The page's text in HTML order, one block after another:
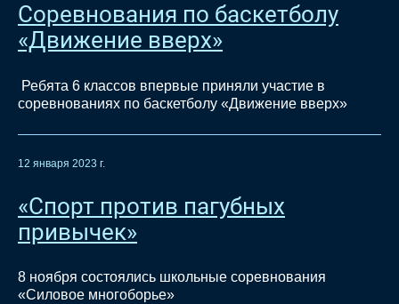
Соревнования по баскетболу
«Движение вверх»
Ребята 6 классов впервые приняли участие в
соревнованиях по баскетболу «Движение вверх»
12 января 2023 г.
«Спорт против пагубных
привычек»
8 ноября состоялись школьные соревнования
«Силовое многоборье»